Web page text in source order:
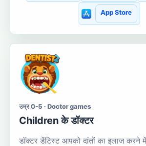
App Store
उम्र 0-5 · Doctor games
Сhildren के डॉक्टर
डॉक्टर डेंटिस्ट आपको दांतों का इलाज करने